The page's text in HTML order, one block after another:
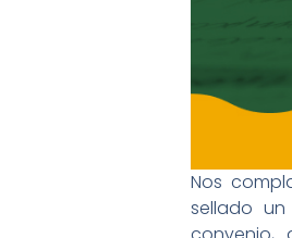
Nos
sellado